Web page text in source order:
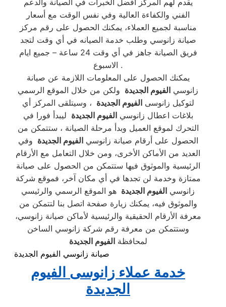
يقدم لهم المركز أفضل الخبرات في الصيانة والدعم
الفني والكفاءة العالية وفي نفس الوقت مع أسعار
مناسبة لجميع العملاء، يمكنك الحصول على رقم مركز
صيانة زانوسي وطلب خدمة الصيانه في أي وقت لتجد
فريق الصيانة جاهز في أي وقت 24 ساعة – جميع ايام
الاسبوع .
يمكنك الحصول على المعلومات اللازمة عن صيانة
زانوسي الفيوم الجديدة ولكن من خلال الموقع الرسمي
لتوكيل زانوسىالفيوم الجديدة ، وسيتلقى المركز أي
بلاغات اعطال زانوسيالفيوم الجديدة ليبدأ فورا في
التحرك لموقع العميل وبدأ مرحلة الصيانة ، ستتمكن من
الحصول على أرقام صيانة زانوسيالفيوم الجديدة وفي
العديد من الأماكن الأخرى، ومن خلال التعامل مع الأرقام
الرئيسية والموثوق فيها ستتمكن من الحصول على صيانة
ممتازة وخدمة لن تجدها في أي مكان آخر، فموقع شركة
زانوسي الفيوم الجديدة هو الموقع الرسمي والرئيسي
والموثوق فيه، يمكنك زيارة صفحة اتصل بنا لتتمكن من
معرفة الأرقام الحقيقية والرئيسية لأماكن صيانة زانوسي،
وستتمكن من معرفة رقم شركة زانوسي الساخن
لمحافظةالفيوم الجديدة
صيانة زانوسي الفيوم الجديدة
خدمة عملاء زانوسى الفيوم
الجديدة